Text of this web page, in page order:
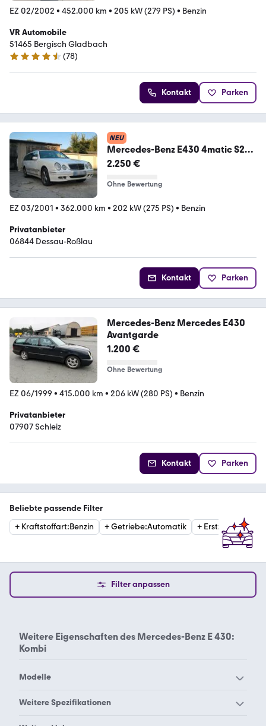
EZ 02/2002 • 452.000 km • 205 kW (279 PS) • Benzin
VR Automobile
51465 Bergisch Gladbach
4.7 Sterne
(78)
Kontakt Parken
NEU
Mercedes-Benz E430 4matic S210
W210 Kombi V8
2.250 €
Ohne Bewertung
EZ 03/2001 • 362.000 km • 202 kW (275 PS) • Benzin
Privatanbieter
06844 Dessau-Roßlau
Kontakt Parken
Mercedes-Benz Mercedes E430
Avantgarde
1.200 €
Ohne Bewertung
EZ 06/1999 • 415.000 km • 206 kW (280 PS) • Benzin
Privatanbieter
07907 Schleiz
Kontakt Parken
Beliebte passende Filter
+ Kraftstoffart:Benzin +Getriebe:Automatik + Erstzulassung
Filter anpassen
Weitere Eigenschaften des Mercedes-Benz E 430:
Kombi
Modelle
Mercedes-Benz 190
Weitere Spezifikationen